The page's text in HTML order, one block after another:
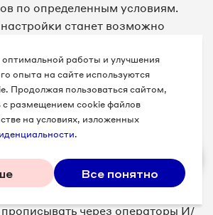
оптимальной работы и улучшения
опыта на сайте используются
Продолжая пользоваться сайтом,
с размещением cookie файлов
на условиях, изложенных
.
Все понятно
по определенным условиям.
станет возможно
кампания
через операторы И/